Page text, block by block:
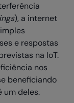
), a internet
e respostas
na IoT.
nos
beneficiando
um deles.